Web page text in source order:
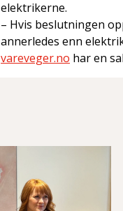
elektrikerne.
– Hvis beslutningen
annerledes enn
vareveger.no har en